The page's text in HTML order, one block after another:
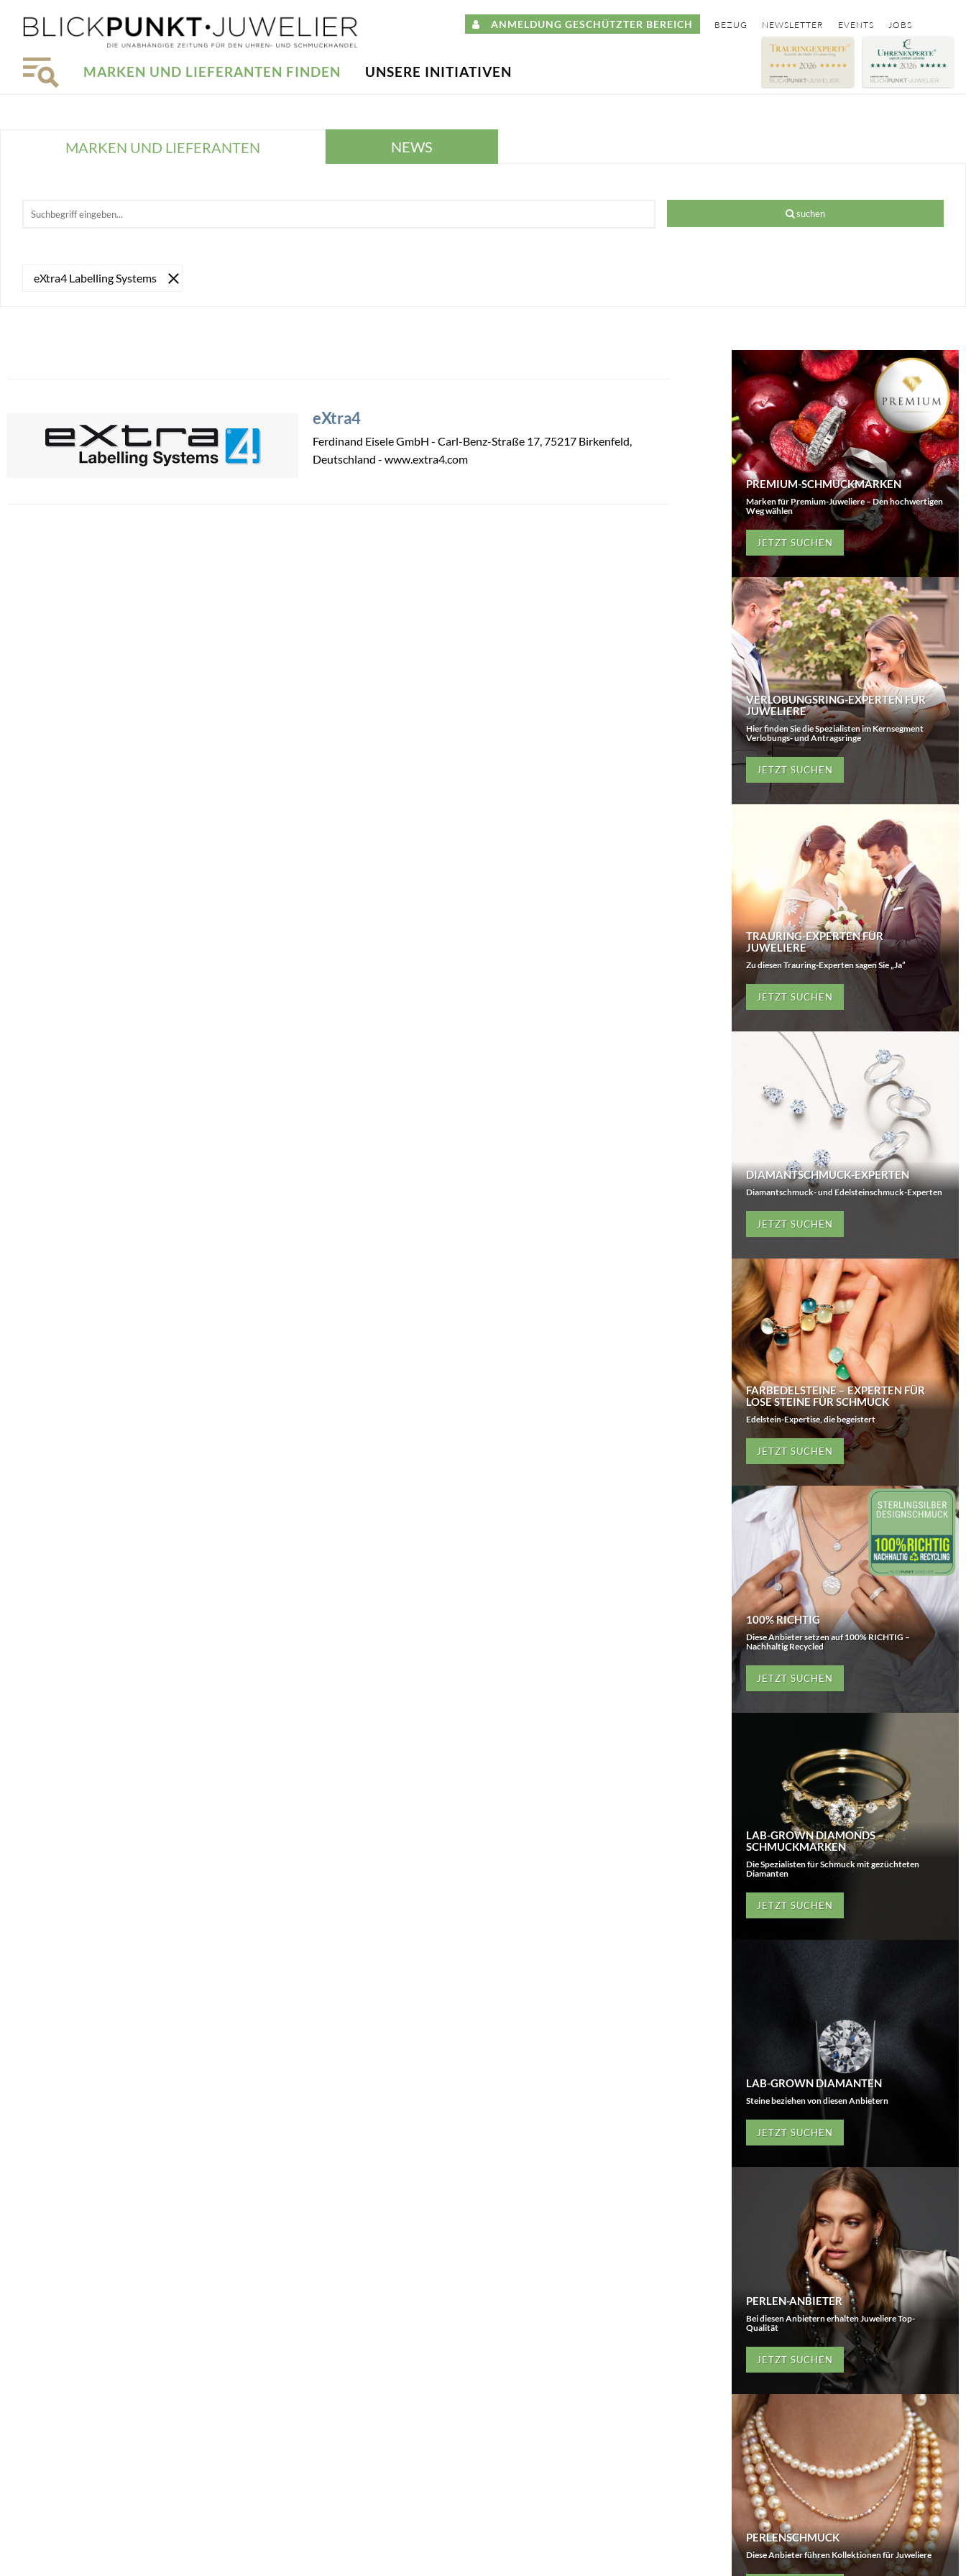
ANMELDUNG GESCHÜTZTER BEREICH BEZUG NEWSLETTER EVENTS JOBS
MARKEN UND LIEFERANTEN FINDEN UNSERE INITIATIVEN
MARKEN UND LIEFERANTEN NEWS
suchen
eXtra4 Labelling Systems
eXtra4
Ferdinand Eisele GmbH - Carl-Benz-Straße 17, 75217 Birkenfeld,
Deutschland - www.extra4.com
PREMIUM-SCHMUCKMARKEN
Marken für Premium-Juweliere – Den hochwertigen
Weg wählen
JETZT SUCHEN
VERLOBUNGSRING-EXPERTEN FÜR
JUWELIERE
Hier finden Sie die Spezialisten im Kernsegment
Verlobungs- und Antragsringe
JETZT SUCHEN
TRAURING-EXPERTEN FÜR
JUWELIERE
Zu diesen Trauring-Experten sagen Sie „Ja”
JETZT SUCHEN
DIAMANTSCHMUCK-EXPERTEN
Diamantschmuck- und Edelsteinschmuck-Experten
JETZT SUCHEN
FARBEDELSTEINE – EXPERTEN FÜR
LOSE STEINE FÜR SCHMUCK
Edelstein-Expertise, die begeistert
JETZT SUCHEN
100% RICHTIG
Diese Anbieter setzen auf 100% RICHTIG –
Nachhaltig Recycled
JETZT SUCHEN
LAB-GROWN DIAMONDS –
SCHMUCKMARKEN
Die Spezialisten für Schmuck mit gezüchteten
Diamanten
JETZT SUCHEN
LAB-GROWN DIAMANTEN
Steine beziehen von diesen Anbietern
JETZT SUCHEN
PERLEN-ANBIETER
Bei diesen Anbietern erhalten Juweliere Top-
Qualität
JETZT SUCHEN
PERLENSCHMUCK
Diese Anbieter führen Kollektionen für Juweliere